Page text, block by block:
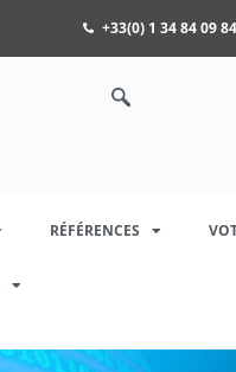
+33(0) 1 34 84 09 84
RÉFÉRENCES